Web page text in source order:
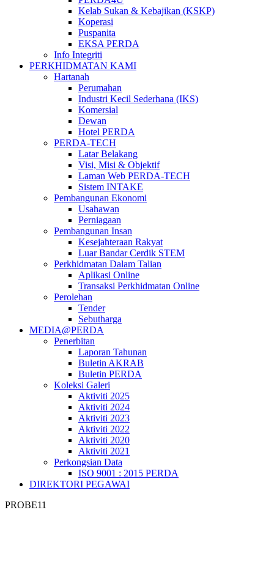
Kelab Sukan & Kebajikan (KSKP)
Koperasi
Puspanita
EKSA PERDA
Info Integriti
PERKHIDMATAN KAMI
Hartanah
Perumahan
Industri Kecil Sederhana (IKS)
Komersial
Dewan
Hotel PERDA
PERDA-TECH
Latar Belakang
Visi, Misi & Objektif
Laman Web PERDA-TECH
Sistem INTAKE
Pembangunan Ekonomi
Usahawan
Perniagaan
Pembangunan Insan
Kesejahteraan Rakyat
Luar Bandar Cerdik STEM
Perkhidmatan Dalam Talian
Aplikasi Online
Transaksi Perkhidmatan Online
Perolehan
Tender
Sebutharga
MEDIA@PERDA
Penerbitan
Laporan Tahunan
Buletin AKRAB
Buletin PERDA
Koleksi Galeri
Aktiviti 2025
Aktiviti 2024
Aktiviti 2023
Aktiviti 2022
Aktiviti 2020
Aktiviti 2021
Perkongsian Data
ISO 9001 : 2015 PERDA
DIREKTORI PEGAWAI